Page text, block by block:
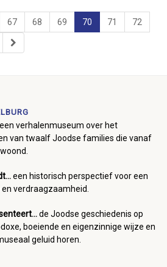
67 68 69 70 71 72
een verhalenmuseum over het
van twaalf Joodse families die vanaf
een historisch perspectief voor een
verdraagzaamheid.
de Joodse geschiedenis op
boeiende en eigenzinnige wijze en
geluid horen.